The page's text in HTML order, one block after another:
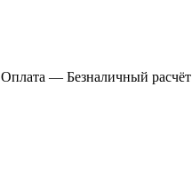
Оплата — Безналичный расчёт